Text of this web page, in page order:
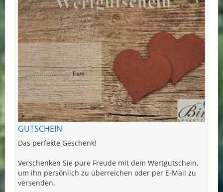
GUTSCHEIN
Das perfekte Geschenk!
Verschenken Sie pure Freude mit dem Wertgutschein,
um ihn persönlich zu überreichen oder per E-Mail zu
versenden.